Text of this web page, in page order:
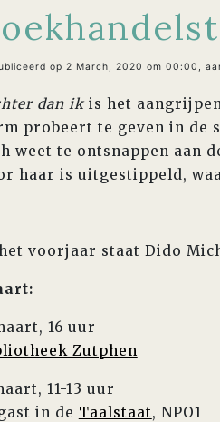
op 2 March, 2020 om 00:00,
dan ikis het
probeert te geven in de
weet te ontsnappen aan
haar is uitgestippeld,
voorjaar staat Dido
16 uur
Zutphen
11-13 uur
in de Taalstaat, NPO1